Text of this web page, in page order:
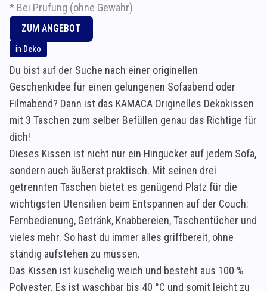
* Bei Prüfung (ohne Gewähr)
ZUM ANGEBOT
in Deko
Du bist auf der Suche nach einer originellen
Geschenkidee für einen gelungenen Sofaabend oder
Filmabend? Dann ist das KAMACA Originelles Dekokissen
mit 3 Taschen zum selber Befüllen genau das Richtige für
dich!
Dieses Kissen ist nicht nur ein Hingucker auf jedem Sofa,
sondern auch äußerst praktisch. Mit seinen drei
getrennten Taschen bietet es genügend Platz für die
wichtigsten Utensilien beim Entspannen auf der Couch:
Fernbedienung, Getränk, Knabbereien, Taschentücher und
vieles mehr. So hast du immer alles griffbereit, ohne
ständig aufstehen zu müssen.
Das Kissen ist kuschelig weich und besteht aus 100 %
Polyester. Es ist waschbar bis 40 °C und somit leicht zu